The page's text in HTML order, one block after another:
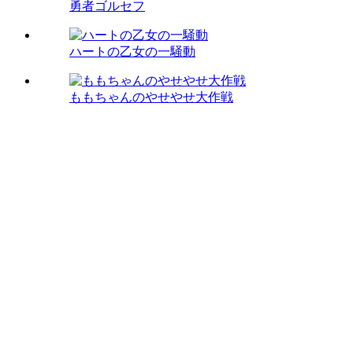
勇者ゴルセフ
ハートの乙女の一騒動
ももちゃんのやせやせ大作戦